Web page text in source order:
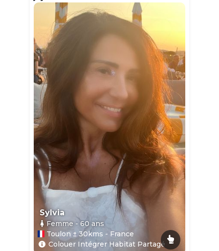
Sylvia
Femme - 60ans
Toulon ± 30kms - France
Colouer Intégrer Habitat Partagé